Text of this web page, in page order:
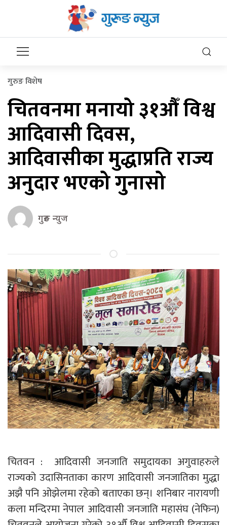
गुरुङ विशेष
चितवनमा मनायो ३१औँ विश्व
आदिवासी दिवस,
आदिवासीका मुद्धाप्रति राज्य
अनुदार भएको गुनासो
गुरुङ न्युज
चितवन : आदिवासी जनजाति समुदायका अगुवाहरुले
राज्यको उदासिनताका कारण आदिवासी जनजातिका मुद्धा
अझै पनि ओझेलमा रहेको बताएका छन्। शनिबार नारायणी
कला मन्दिरमा नेपाल आदिवासी जनजाति महासंघ (नेफिन)